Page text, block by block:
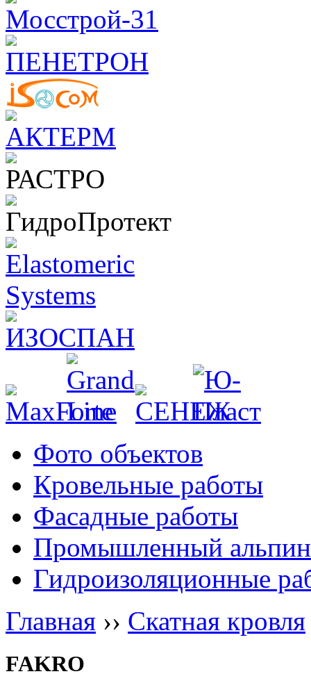
Фото объектов
Кровельные работы
Фасадные работы
Промышленный
Гидроизоляционные
Главная ›› Скатная кровля
FAKRO